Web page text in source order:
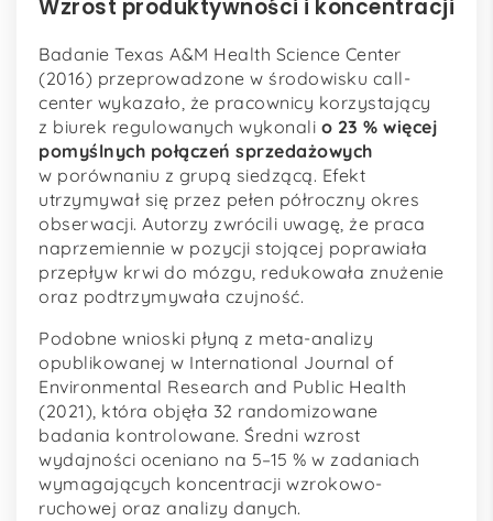
Wzrost produktywności i koncentracji
Badanie Texas A&M Health Science Center
(2016) przeprowadzone w środowisku call-
center wykazało, że pracownicy korzystający
z biurek regulowanych wykonali o 23 % więcej
pomyślnych połączeń sprzedażowych
w porównaniu z grupą siedzącą. Efekt
utrzymywał się przez pełen półroczny okres
obserwacji. Autorzy zwrócili uwagę, że praca
naprzemiennie w pozycji stojącej poprawiała
przepływ krwi do mózgu, redukowała znużenie
oraz podtrzymywała czujność.
Podobne wnioski płyną z meta-analizy
opublikowanej w International Journal of
Environmental Research and Public Health
(2021), która objęła 32 randomizowane
badania kontrolowane. Średni wzrost
wydajności oceniano na 5–15 % w zadaniach
wymagających koncentracji wzrokowo-
ruchowej oraz analizy danych.